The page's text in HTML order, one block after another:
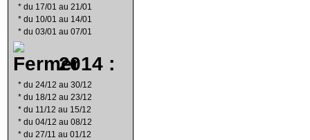
* du 17/01 au 21/01
* du 10/01 au 14/01
* du 03/01 au 07/01
2014 :
* du 24/12 au 30/12
* du 18/12 au 23/12
* du 11/12 au 15/12
* du 04/12 au 08/12
* du 27/11 au 01/12